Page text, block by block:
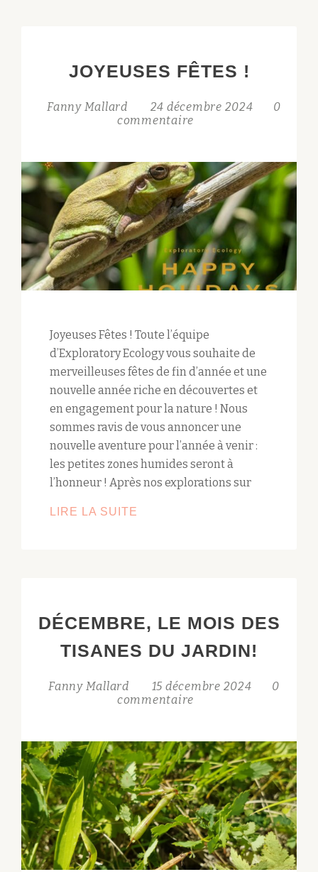
JOYEUSES FÊTES !
Fanny Mallard 24 décembre 2024
0
commentaire
Joyeuses Fêtes ! Toute l’équipe
d’Exploratory Ecology vous souhaite de
merveilleuses fêtes de fin d’année et une
nouvelle année riche en découvertes et
en engagement pour la nature ! Nous
sommes ravis de vous annoncer une
nouvelle aventure pour l’année à venir :
les petites zones humides seront à
l’honneur ! Après nos explorations sur
LIRE LA SUITE
DÉCEMBRE, LE MOIS DES
TISANES DU JARDIN!
Fanny Mallard 15 décembre 2024
0
commentaire